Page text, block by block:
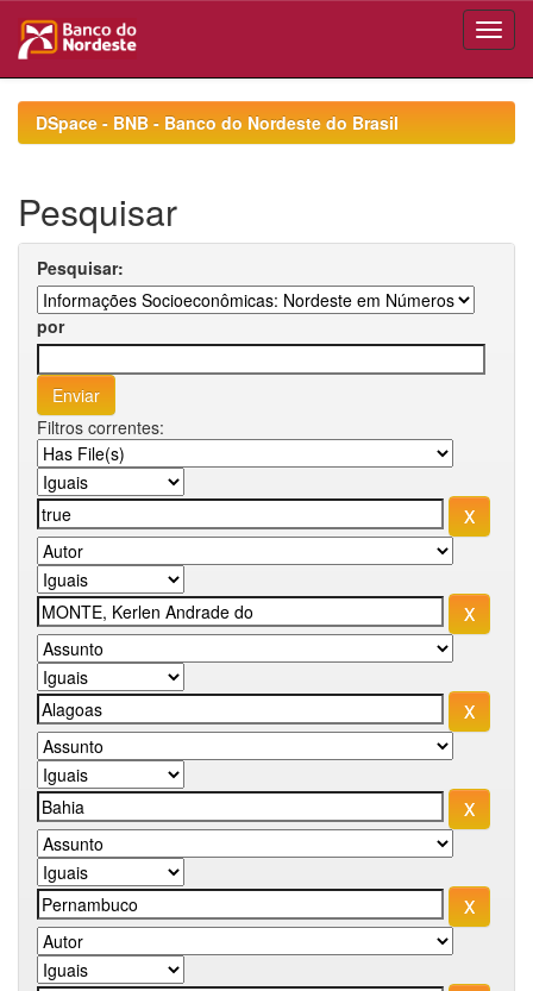
navigationDSpace - BNB - Banco do Nordeste do Brasil
Pesquisar
Pesquisar:
por
Filtros correntes: